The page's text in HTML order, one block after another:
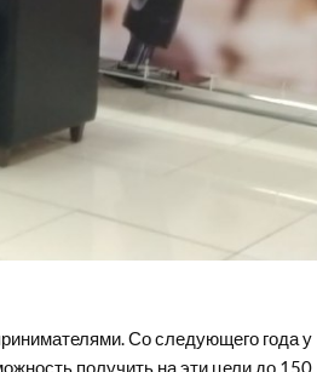
Со следующего года у
получить на эти цели до 150